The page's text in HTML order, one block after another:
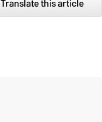
Translate this article